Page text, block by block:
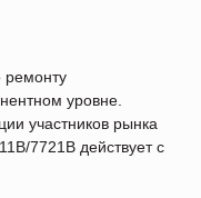
ремонту
уровне.
участников рынка
7721B действует с